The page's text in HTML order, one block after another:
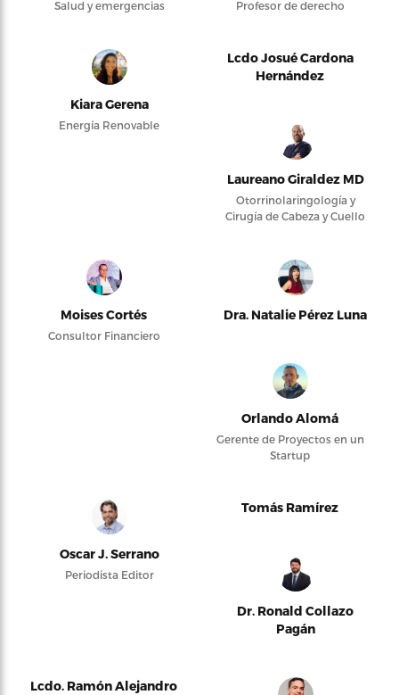
Salud y emergencias Profesor de derecho
Kiara Gerena
Energía Renovable
Lcdo Josué Cardona
Hernández
Laureano Giraldez MD
Otorrinolaringología y
Cirugía de Cabeza y Cuello
Moises Cortés
Consultor Financiero
Dra. Natalie Pérez Luna
Orlando Alomá
Gerente de Proyectos en un
Startup
Oscar J. Serrano
Periodista Editor
Tomás Ramírez
Dr. Ronald Collazo
Pagán
Lcdo. Ramón Alejandro